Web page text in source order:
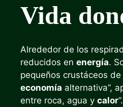
Vida
Alrededor de los
reducidos en energía.
pequeños crustáceos de
economía alternativa”,
entre roca, agua y calor”.